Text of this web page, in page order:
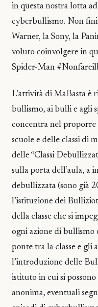
in questa nostra lotta
cyberbullismo. Non
Warner, la Sony, la
voluto coinvolgere in
Spider-Man
L’attività di MaBasta è
bullismo, ai bulli e agli
concentra nel proporre
scuole e delle classi di
delle “Classi
sulla porta dell’aula, a
debullizzata (sono già
l’istituzione dei
della classe che si
ogni azione di
ponte tra la classe e gli
l’introduzione delle
istituto in cui si
anonima, eventuali